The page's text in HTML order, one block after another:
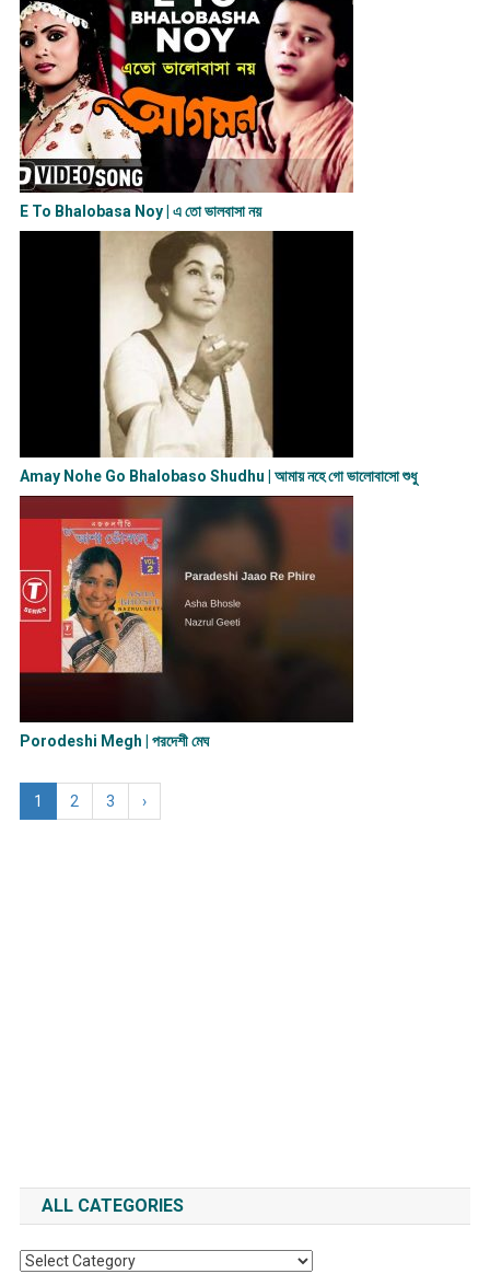
E To Bhalobasa Noy | এ তো ভালবাসা ন​য়
Amay Nohe Go Bhalobaso Shudhu | আমায় নহে গো ভালোবাসো শুধু
Porodeshi Megh | পরদেশী মেঘ
1 2 3 ›
ALL CATEGORIES
All